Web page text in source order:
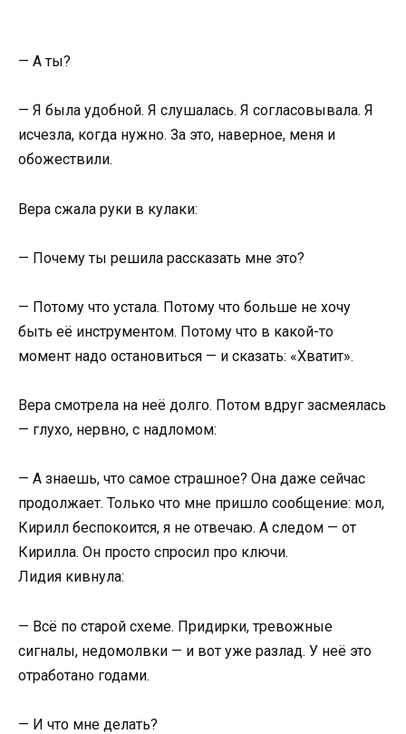
— А ты?
— Я была удобной. Я слушалась. Я согласовывала. Я
исчезла, когда нужно. За это, наверное, меня и
обожествили.
Вера сжала руки в кулаки:
— Почему ты решила рассказать мне это?
— Потому что устала. Потому что больше не хочу
быть её инструментом. Потому что в какой-то
момент надо остановиться — и сказать: «Хватит».
Вера смотрела на неё долго. Потом вдруг засмеялась
— глухо, нервно, с надломом:
— А знаешь, что самое страшное? Она даже сейчас
продолжает. Только что мне пришло сообщение: мол,
Кирилл беспокоится, я не отвечаю. А следом — от
Кирилла. Он просто спросил про ключи.
Лидия кивнула:
— Всё по старой схеме. Придирки, тревожные
сигналы, недомолвки — и вот уже разлад. У неё это
отработано годами.
— И что мне делать?